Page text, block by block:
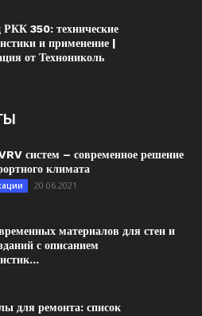
РКК 350: технические
и применение |
от Технониколь
систем – современное решение
климата
20.06.2021
материалов для стен и
с описанием
для ремонта: список